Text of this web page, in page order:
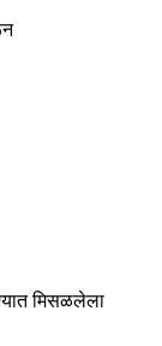
मिसळलेला